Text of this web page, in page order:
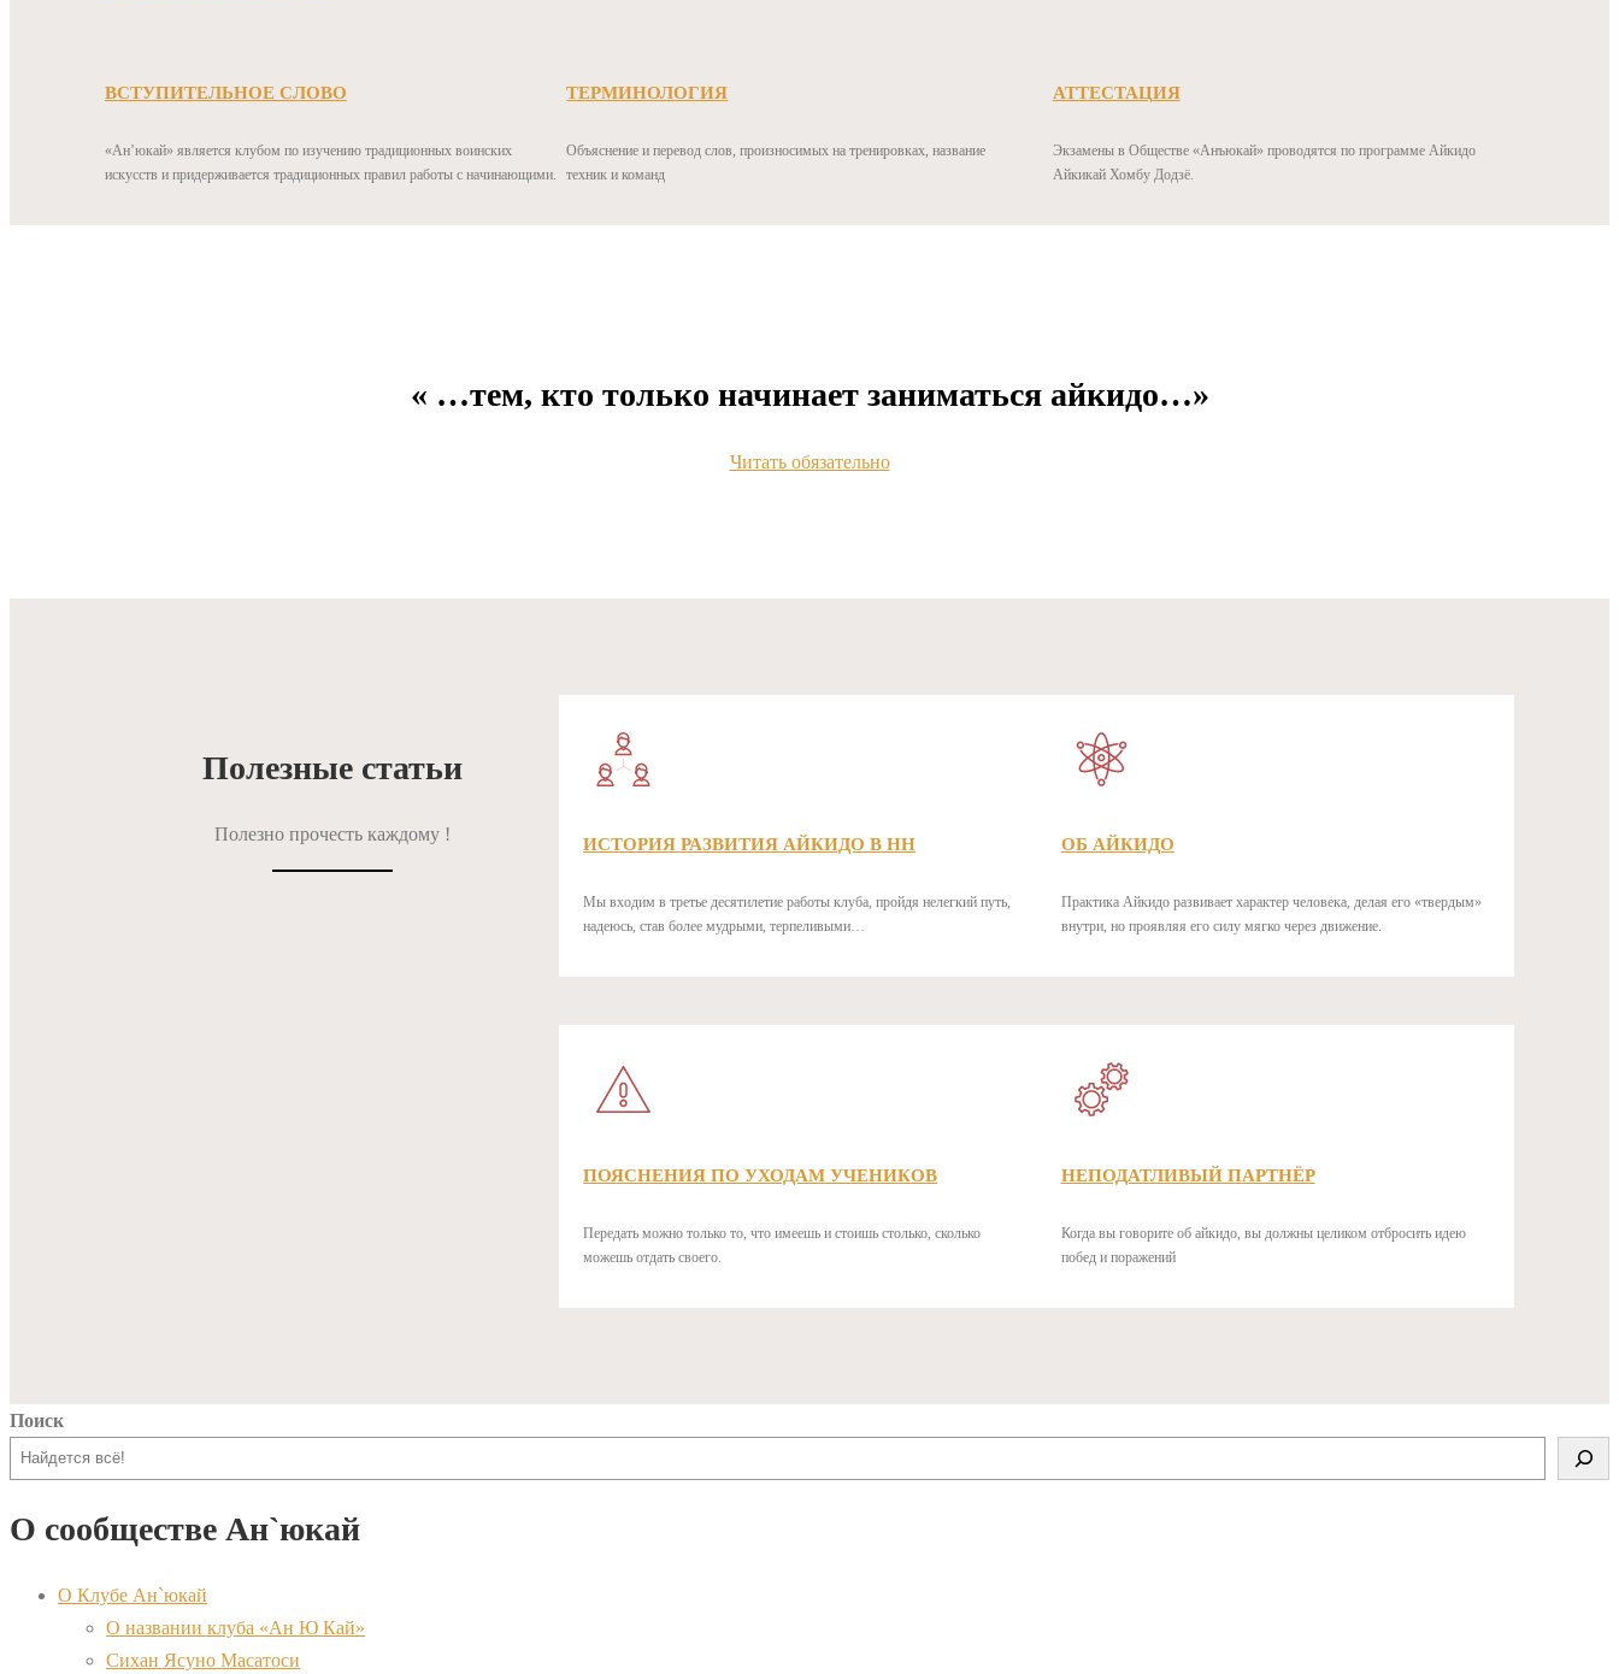
ВСТУПИТЕЛЬНОЕ СЛОВО
«Ан’юкай» является клубом по изучению традиционных воинских
искусств и придерживается традиционных правил работы с начинающими.
ТЕРМИНОЛОГИЯ
Объяснение и перевод слов, произносимых на тренировках, название
техник и команд
АТТЕСТАЦИЯ
Экзамены в Обществе «Анъюкай» проводятся по программе Айкидо
Айкикай Хомбу Додзё.
« …тем, кто только начинает заниматься айкидо…»
Читать обязательно
Полезные статьи
Полезно прочесть каждому !
ИСТОРИЯ РАЗВИТИЯ АЙКИДО В НН
Мы входим в третье десятилетие работы клуба, пройдя нелегкий путь,
надеюсь, став более мудрыми, терпеливыми…
ОБ АЙКИДО
Практика Айкидо развивает характер человека, делая его «твердым»
внутри, но проявляя его силу мягко через движение.
ПОЯСНЕНИЯ ПО УХОДАМ УЧЕНИКОВ
Передать можно только то, что имеешь и стоишь столько, сколько
можешь отдать своего.
НЕПОДАТЛИВЫЙ ПАРТНЁР
Когда вы говорите об айкидо, вы должны целиком отбросить идею
побед и поражений
Поиск
О сообществе Ан`юкай
О Клубе Ан`юкай
О названии клуба «Ан Ю Кай»
Сихан Ясуно Масатоси